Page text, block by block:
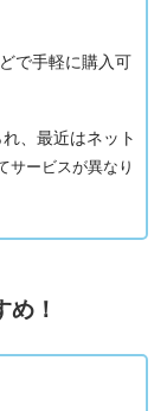
で手軽に購入可
、最近はネット
サービスが異なり
！